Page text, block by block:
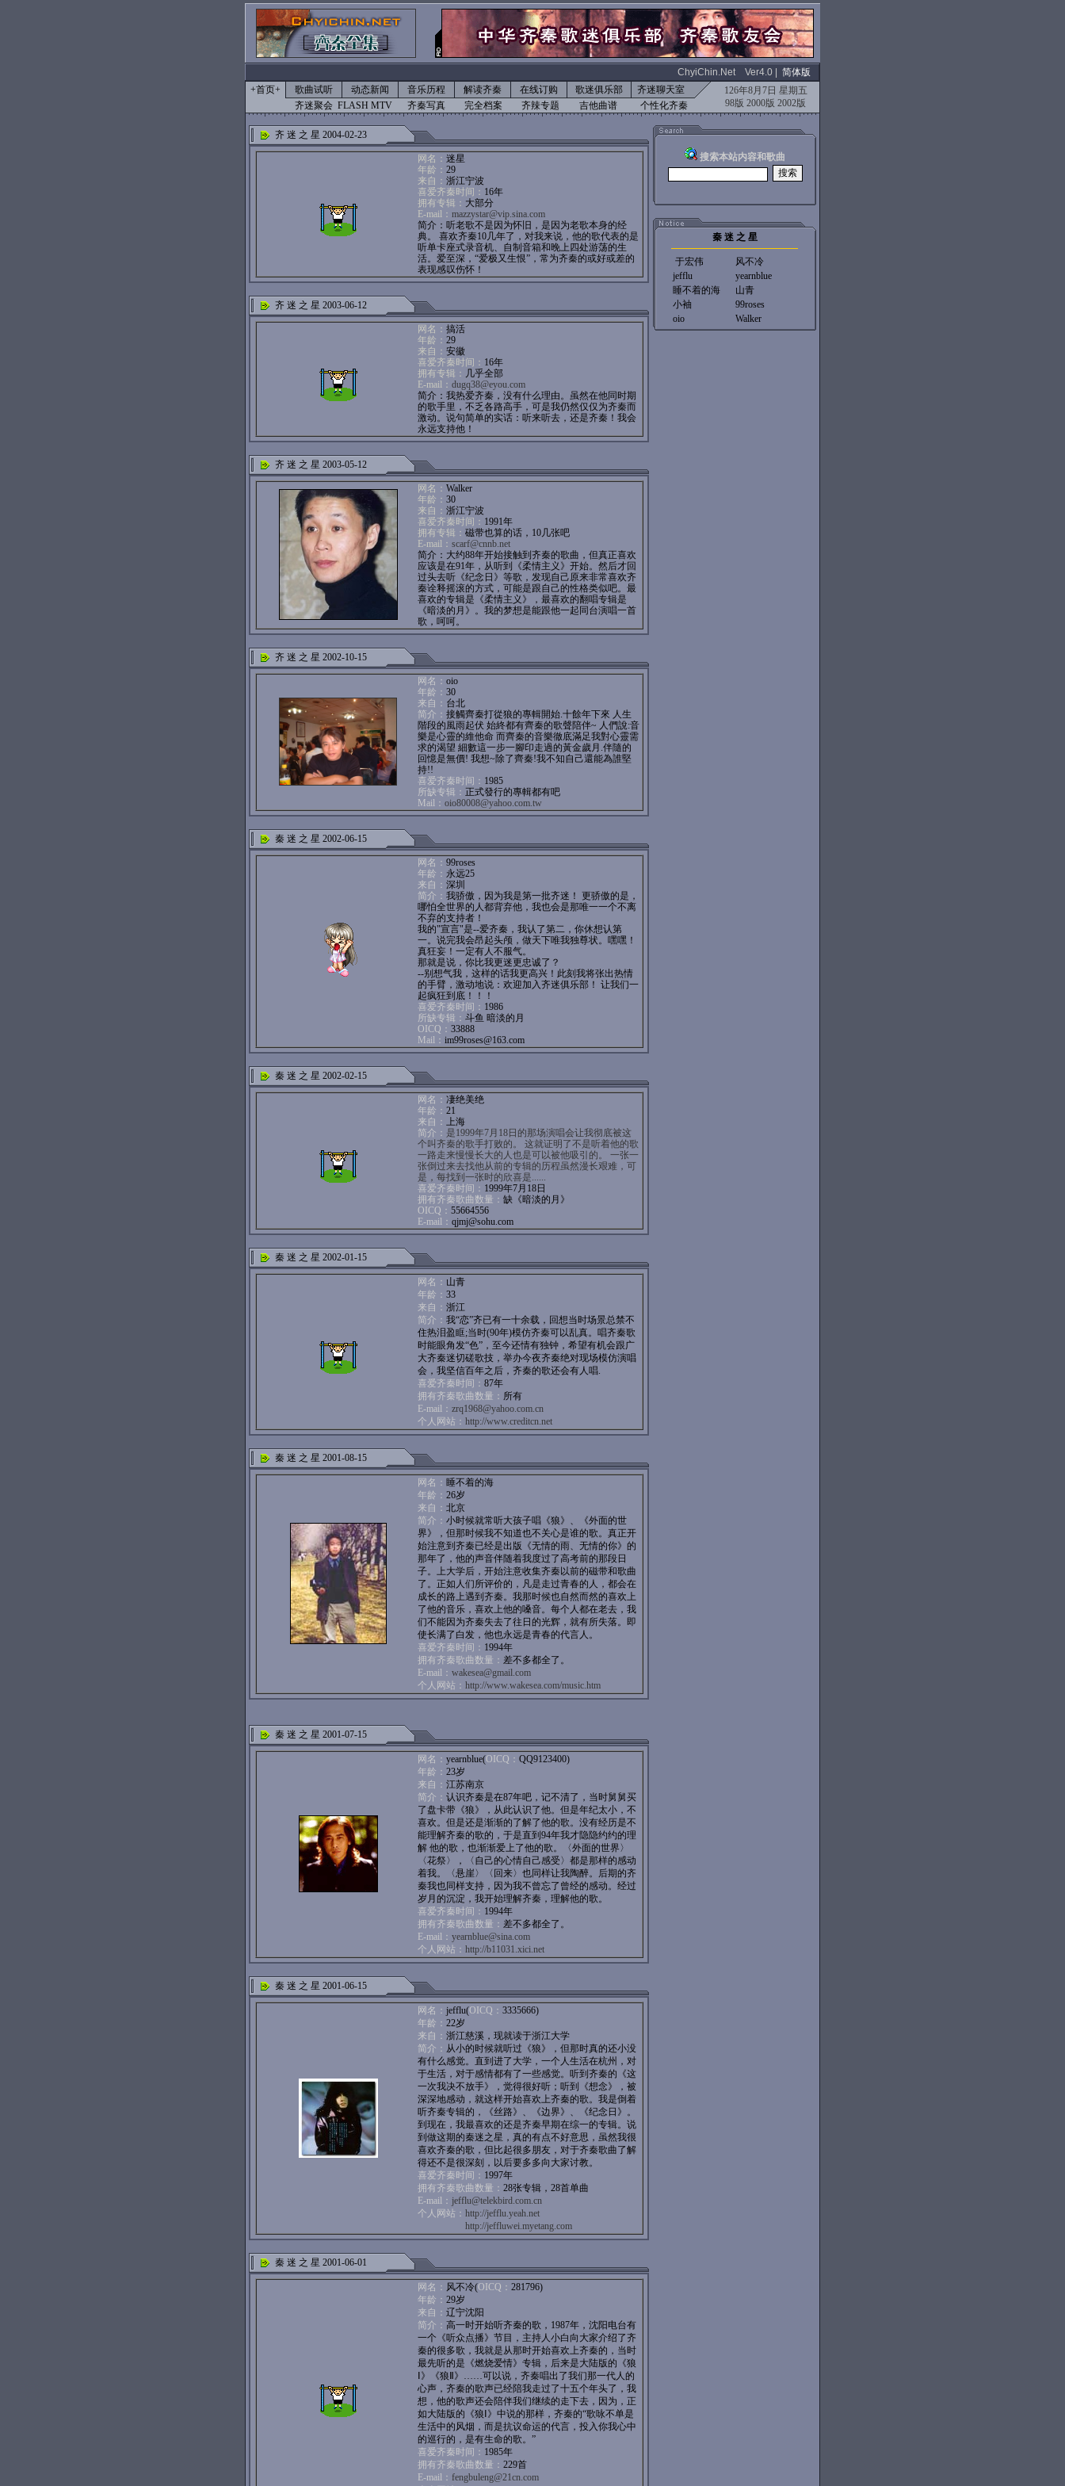
ChyiChin.Net Ver4.0 |
简体版
+首页+
歌曲试听 动态新闻 音乐历程 解读齐秦 在线订购 歌迷俱乐部 齐迷聊天室
126年8月7日 星期五
98版 2000版 2002版
齐迷聚会 FLASH MTV 齐秦写真 完全档案 齐辣专题 吉他曲谱 个性化齐秦
齐 迷 之 星 2004-02-23
网名： 迷星
年龄： 29
来自： 浙江宁波
喜爱齐秦时间： 16年
拥有专辑： 大部分
E-mail： mazzystar@vip.sina.com
简介：听老歌不是因为怀旧，是因为老歌本身的经
典。 喜欢齐秦10几年了，对我来说，他的歌代表的是
听单卡座式录音机、自制音箱和晚上四处游荡的生
活。爱至深，“爱极又生恨”，常为齐秦的或好或差的
表现感叹伤怀！
齐 迷 之 星 2003-06-12
网名： 搞活
年龄： 29
来自： 安徽
喜爱齐秦时间： 16年
拥有专辑： 几乎全部
E-mail： dugq38@eyou.com
简介：我热爱齐秦，没有什么理由。虽然在他同时期
的歌手里，不乏各路高手，可是我仍然仅仅为齐秦而
激动。说句简单的实话：听来听去，还是齐秦！我会
永远支持他！
齐 迷 之 星 2003-05-12
网名： Walker
年龄： 30
来自： 浙江宁波
喜爱齐秦时间： 1991年
拥有专辑： 磁带也算的话，10几张吧
E-mail： scarf@cnnb.net
简介：大约88年开始接触到齐秦的歌曲，但真正喜欢
应该是在91年，从听到《柔情主义》开始。然后才回
过头去听《纪念日》等歌，发现自己原来非常喜欢齐
秦诠释摇滚的方式，可能是跟自己的性格类似吧。最
喜欢的专辑是《柔情主义》，最喜欢的翻唱专辑是
《暗淡的月》。我的梦想是能跟他一起同台演唱一首
歌，呵呵。
齐 迷 之 星 2002-10-15
网名： oio
年龄： 30
来自： 台北
简介： 接觸齊秦打從狼的專輯開始.十餘年下來 人生
階段的風雨起伏 始終都有齊秦的歌聲陪伴~ 人們說:音
樂是心靈的維他命 而齊秦的音樂徹底滿足我對心靈需
求的渴望 細數這一步一腳印走過的黃金歲月.伴隨的
回憶是無價! 我想~除了齊秦!我不知自己還能為誰堅
持!!
喜爱齐秦时间： 1985
所缺专辑： 正式發行的專輯都有吧
Mail： oio80008@yahoo.com.tw
秦 迷 之 星 2002-06-15
网名： 99roses
年龄： 永远25
来自： 深圳
简介： 我骄傲，因为我是第一批齐迷！ 更骄傲的是，
哪怕全世界的人都背弃他，我也会是那唯一一个不离
不弃的支持者！
我的"宣言"是--爱齐秦，我认了第二，你休想认第
一。说完我会昂起头颅，做天下唯我独尊状。嘿嘿！
真狂妄！一定有人不服气。
那就是说，你比我更迷更忠诚了？
--别想气我，这样的话我更高兴！此刻我将张出热情
的手臂，激动地说：欢迎加入齐迷俱乐部！ 让我们一
起疯狂到底！！！
喜爱齐秦时间： 1986
所缺专辑： 斗鱼 暗淡的月
OICQ： 33888
Mail： im99roses@163.com
秦 迷 之 星 2002-02-15
网名： 凄绝美绝
年龄： 21
来自： 上海
简介： 是1999年7月18日的那场演唱会让我彻底被这
个叫齐秦的歌手打败的。 这就证明了不是听着他的歌
一路走来慢慢长大的人也是可以被他吸引的。 一张一
张倒过来去找他从前的专辑的历程虽然漫长艰难，可
是，每找到一张时的欣喜是......
喜爱齐秦时间： 1999年7月18日
拥有齐秦歌曲数量： 缺《暗淡的月》
OICQ： 55664556
E-mail： qjmj@sohu.com
秦 迷 之 星 2002-01-15
网名： 山青
年龄： 33
来自： 浙江
简介： 我“恋”齐已有一十余载，回想当时场景总禁不
住热泪盈眶;当时(90年)模仿齐秦可以乱真。唱齐秦歌
时能眼角发“色”，至今还情有独钟，希望有机会跟广
大齐秦迷切磋歌技，举办今夜齐秦绝对现场模仿演唱
会，我坚信百年之后，齐秦的歌还会有人唱.
喜爱齐秦时间： 87年
拥有齐秦歌曲数量： 所有
E-mail： zrq1968@yahoo.com.cn
个人网站： http://www.creditcn.net
秦 迷 之 星 2001-08-15
网名： 睡不着的海
年龄： 26岁
来自： 北京
简介： 小时候就常听大孩子唱《狼》、《外面的世
界》，但那时候我不知道也不关心是谁的歌。真正开
始注意到齐秦已经是出版《无情的雨、无情的你》的
那年了，他的声音伴随着我度过了高考前的那段日
子。上大学后，开始注意收集齐秦以前的磁带和歌曲
了。正如人们所评价的，凡是走过青春的人，都会在
成长的路上遇到齐秦。我那时候也自然而然的喜欢上
了他的音乐，喜欢上他的嗓音。每个人都在老去，我
们不能因为齐秦失去了往日的光辉，就有所失落。即
使长满了白发，他也永远是青春的代言人。
喜爱齐秦时间： 1994年
拥有齐秦歌曲数量： 差不多都全了。
E-mail： wakesea@gmail.com
个人网站： http://www.wakesea.com/music.htm
秦 迷 之 星 2001-07-15
网名： yearnblue(OICQ： QQ9123400)
年龄： 23岁
来自： 江苏南京
简介： 认识齐秦是在87年吧，记不清了，当时舅舅买
了盘卡带《狼》，从此认识了他。但是年纪太小，不
喜欢。但是还是渐渐的了解了他的歌。没有经历是不
能理解齐秦的歌的，于是直到94年我才隐隐约约的理
解 他的歌，也渐渐爱上了他的歌。〈外面的世界〉
〈花祭〉，〈自己的心情自己感受〉都是那样的感动
着我。〈悬崖〉〈回来〉也同样让我陶醉。后期的齐
秦我也同样支持，因为我不曾忘了曾经的感动。经过
岁月的沉淀，我开始理解齐秦，理解他的歌。
喜爱齐秦时间： 1994年
拥有齐秦歌曲数量： 差不多都全了。
E-mail： yearnblue@sina.com
个人网站： http://b11031.xici.net
秦 迷 之 星 2001-06-15
网名： jefflu(OICQ： 3335666)
年龄： 22岁
来自： 浙江慈溪，现就读于浙江大学
简介： 从小的时候就听过《狼》，但那时真的还小没
有什么感觉。直到进了大学，一个人生活在杭州，对
于生活，对于感情都有了一些感觉。听到齐秦的《这
一次我决不放手》，觉得很好听；听到《想念》，被
深深地感动，就这样开始喜欢上齐秦的歌。我是倒着
听齐秦专辑的，《丝路》、《边界》、《纪念日》。
到现在，我最喜欢的还是齐秦早期在综一的专辑。说
到做这期的秦迷之星，真的有点不好意思，虽然我很
喜欢齐秦的歌，但比起很多朋友，对于齐秦歌曲了解
得还不是很深刻，以后要多多向大家讨教。
喜爱齐秦时间： 1997年
拥有齐秦歌曲数量： 28张专辑，28首单曲
E-mail： jefflu@telekbird.com.cn
个人网站： http://jefflu.yeah.net
http://jeffluwei.myetang.com
秦 迷 之 星 2001-06-01
网名： 风不冷(OICQ： 281796)
年龄： 29岁
来自： 辽宁沈阳
简介： 高一时开始听齐秦的歌，1987年，沈阳电台有
一个《听众点播》节目，主持人小白向大家介绍了齐
秦的很多歌，我就是从那时开始喜欢上齐秦的，当时
最先听的是《燃烧爱情》专辑，后来是大陆版的《狼
Ⅰ》《狼Ⅱ》……可以说，齐秦唱出了我们那一代人的
心声，齐秦的歌声已经陪我走过了十五个年头了，我
想，他的歌声还会陪伴我们继续的走下去，因为，正
如大陆版的《狼Ⅰ》中说的那样，齐秦的“歌咏不单是
生活中的风烟，而是抗议命运的代言，投入你我心中
的巡行的，是有生命的歌。”
喜爱齐秦时间： 1985年
拥有齐秦歌曲数量： 229首
E-mail： fengbuleng@21cn.com
搜索本站内容和歌曲
秦 迷 之 星
于宏伟
风不冷
jefflu
yearnblue
睡不着的海
山青
小袖
99roses
oio
Walker